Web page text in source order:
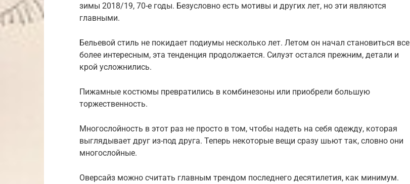
зимы 2018/19, 70-е годы. Безусловно есть мотивы и других лет, но эти являются
главными.
Бельевой стиль не покидает подиумы несколько лет. Летом он начал становиться все
более интересным, эта тенденция продолжается. Силуэт остался прежним, детали и
крой усложнились.
Пижамные костюмы превратились в комбинезоны или приобрели большую
торжественность.
Многослойность в этот раз не просто в том, чтобы надеть на себя одежду, которая
выглядывает друг из-под друга. Теперь некоторые вещи сразу шьют так, словно они
многослойные.
Оверсайз можно считать главным трендом последнего десятилетия, как минимум.